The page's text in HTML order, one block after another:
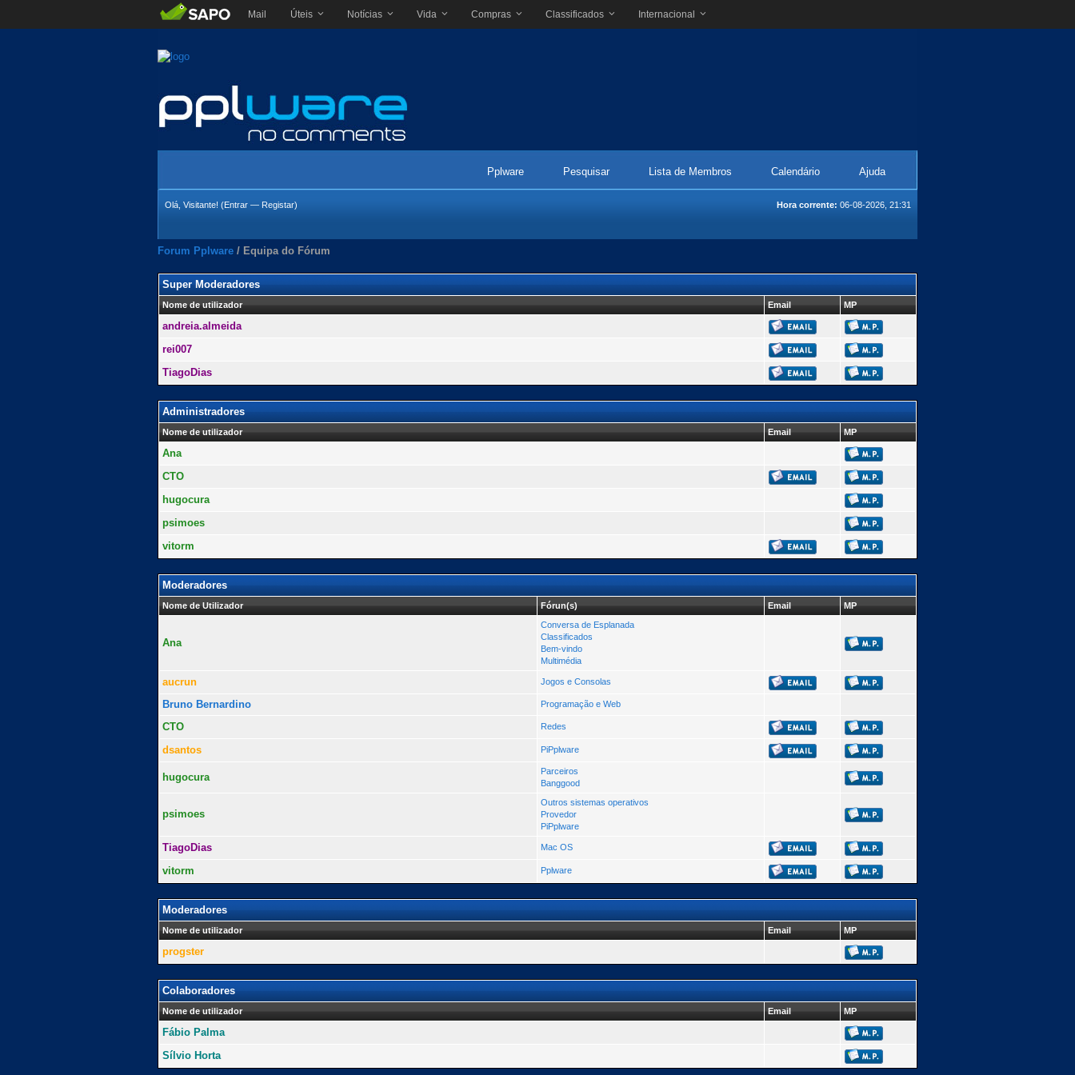
Mail Úteis Notícias Vida Compras Classificados Internacional
Pplware Pesquisar Lista de Membros Calendário Ajuda
Hora corrente: 06-08-2026, 21:31
Olá, Visitante! (Entrar — Registar)
Forum Pplware / Equipa do Fórum
Super Moderadores
Nome de utilizador Email MP
andreia.almeida
rei007
TiagoDias
Administradores
Nome de utilizador Email MP
Ana
CTO
hugocura
psimoes
vitorm
Moderadores
Nome de Utilizador Fórun(s) Email MP
Ana
Conversa de Esplanada
Classificados
Bem-vindo
Multimédia
aucrun Jogos e Consolas
Bruno Bernardino Programação e Web
CTO Redes
dsantos PiPplware
hugocura
Parceiros
Banggood
psimoes
Outros sistemas operativos
Provedor
PiPplware
TiagoDias Mac OS
vitorm Pplware
Moderadores
Nome de utilizador Email MP
progster
Colaboradores
Nome de utilizador Email MP
Fábio Palma
Sílvio Horta